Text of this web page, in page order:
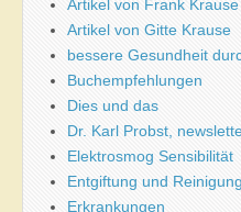
Artikel von Frank Krause
Artikel von Gitte Krause
bessere Gesundheit
Buchempfehlungen
Dies und das
Dr. Karl Probst,
Elektrosmog Sensibilität
Entgiftung und
Erkrankungen